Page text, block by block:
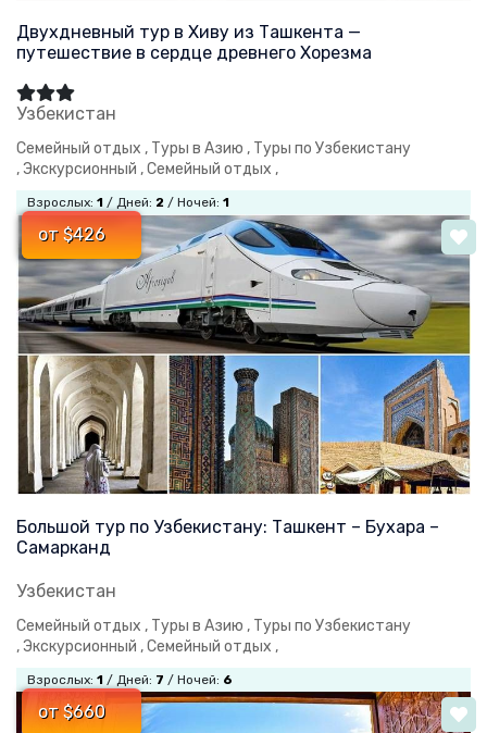
Двухдневный тур в Хиву из Ташкента —
путешествие в сердце древнего Хорезма
Узбекистан
Семейный отдых , Туры в Азию , Туры по Узбекистану
,Экскурсионный ,Семейный отдых ,
Взрослых: 1 / Дней: 2 / Ночей: 1
от $426
Большой тур по Узбекистану: Ташкент – Бухара –
Самарканд
Узбекистан
Семейный отдых , Туры в Азию , Туры по Узбекистану
,Экскурсионный ,Семейный отдых ,
Взрослых: 1 / Дней: 7 / Ночей: 6
от $660